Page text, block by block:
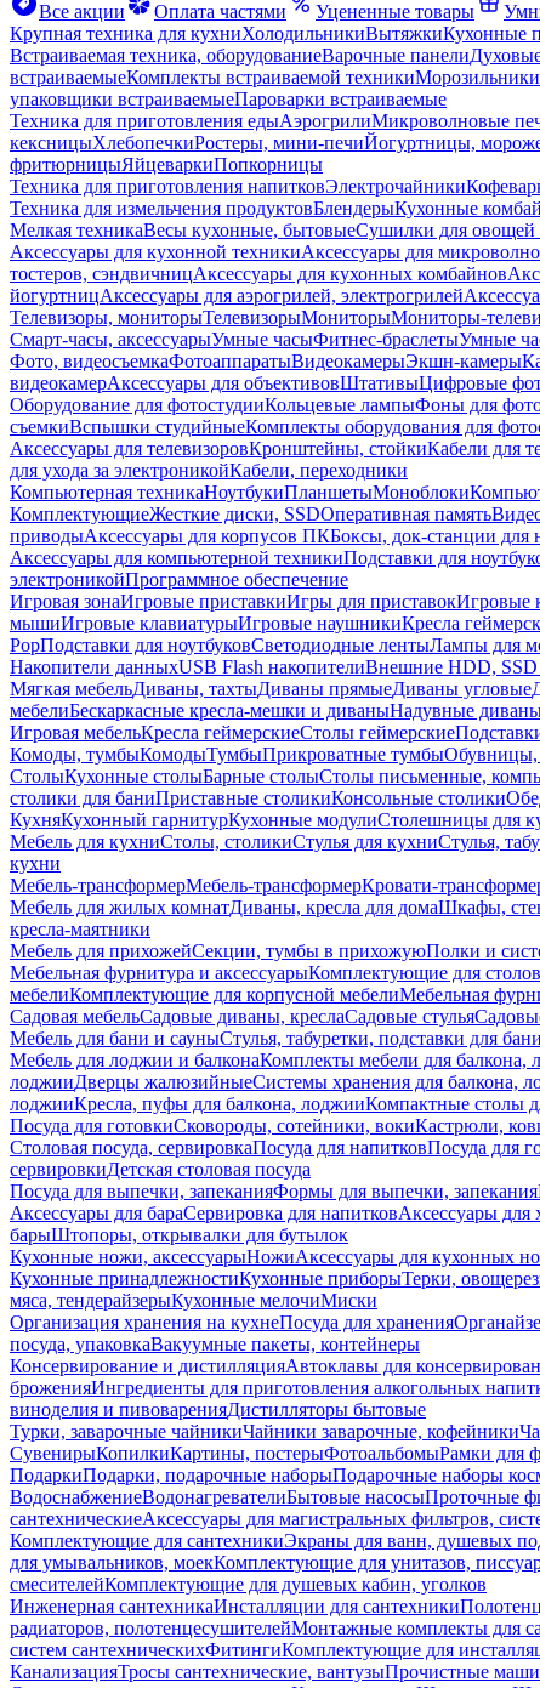
Все акции
Оплата частями Уцененные товары
Крупная техника для кухниХолодильникиВытяжкиКухонные
Встраиваемая техника, оборудованиеВарочные панели
встраиваемыеКомплекты встраиваемой техники
упаковщики встраиваемыеПароварки встраиваемые
Техника для приготовления едыАэрогрилиМикроволновые
кексницыХлебопечкиРостеры, мини-печиЙогуртницы,
фритюрницыЯйцеваркиПопкорницы
Техника для приготовления напитковЭлектрочайники
Техника для измельчения продуктовБлендерыКухонные
Мелкая техникаВесы кухонные, бытовыеСушилки для овощей
Аксессуары для кухонной техникиАксессуары для
тостеров, сэндвичницАксессуары для кухонных комбайнов
йогуртницАксессуары для аэрогрилей, электрогрилей
Телевизоры, мониторыТелевизорыМониторыМониторы-
Смарт-часы, аксессуарыУмные часыФитнес-браслетыУмные
Фото, видеосъемкаФотоаппаратыВидеокамерыЭкшн-камеры
видеокамерАксессуары для объективовШтативыЦифровые
Оборудование для фотостудииКольцевые лампыФоны для
съемкиВспышки студийныеКомплекты оборудования для
Аксессуары для телевизоровКронштейны, стойкиКабели для
для ухода за электроникойКабели, переходники
Компьютерная техникаНоутбукиПланшетыМоноблоки
КомплектующиеЖесткие диски, SSDОперативная память
приводыАксессуары для корпусов ПКБоксы, док-станции для
Аксессуары для компьютерной техникиПодставки для
электроникойПрограммное обеспечение
Игровая зонаИгровые приставкиИгры для приставокИгровые
мышиИгровые клавиатурыИгровые наушникиКресла
PopПодставки для ноутбуковСветодиодные лентыЛампы для
Накопители данныхUSB Flash накопителиВнешние HDD, SSD
Мягкая мебельДиваны, тахтыДиваны прямыеДиваны угловые
мебелиБескаркасные кресла-мешки и диваныНадувные
Игровая мебельКресла геймерскиеСтолы геймерские
Комоды, тумбыКомодыТумбыПрикроватные тумбы
СтолыКухонные столыБарные столыСтолы письменные,
столики для баниПриставные столикиКонсольные столики
КухняКухонный гарнитурКухонные модулиСтолешницы для
Мебель для кухниСтолы, столикиСтулья для кухниСтулья,
кухни
Мебель-трансформерМебель-трансформерКровати-
Мебель для жилых комнатДиваны, кресла для домаШкафы,
кресла-маятники
Мебель для прихожейСекции, тумбы в прихожуюПолки и
Мебельная фурнитура и аксессуарыКомплектующие для столов
мебелиКомплектующие для корпусной мебелиМебельная
Садовая мебельСадовые диваны, креслаСадовые стулья
Мебель для бани и сауныСтулья, табуретки, подставки для бани
Мебель для лоджии и балконаКомплекты мебели для балкона,
лоджииДверцы жалюзийныеСистемы хранения для балкона,
лоджииКресла, пуфы для балкона, лоджииКомпактные столы
Посуда для готовкиСковороды, сотейники, вокиКастрюли,
Столовая посуда, сервировкаПосуда для напитковПосуда для
сервировкиДетская столовая посуда
Посуда для выпечки, запеканияФормы для выпечки, запекания
Аксессуары для бараСервировка для напитковАксессуары для
барыШтопоры, открывалки для бутылок
Кухонные ножи, аксессуарыНожиАксессуары для кухонных
Кухонные принадлежностиКухонные приборыТерки,
мяса, тендерайзерыКухонные мелочиМиски
Организация хранения на кухнеПосуда для хранения
посуда, упаковкаВакуумные пакеты, контейнеры
Консервирование и дистилляцияАвтоклавы для
броженияИнгредиенты для приготовления алкогольных
виноделия и пивоваренияДистилляторы бытовые
Турки, заварочные чайникиЧайники заварочные, кофейники
СувенирыКопилкиКартины, постерыФотоальбомыРамки для
ПодаркиПодарки, подарочные наборыПодарочные наборы
ВодоснабжениеВодонагревателиБытовые насосыПроточные
сантехническиеАксессуары для магистральных фильтров,
Комплектующие для сантехникиЭкраны для ванн, душевых
для умывальников, моекКомплектующие для унитазов,
смесителейКомплектующие для душевых кабин, уголков
Инженерная сантехникаИнсталляции для сантехники
радиаторов, полотенцесушителейМонтажные комплекты для
систем сантехническихФитингиКомплектующие для
КанализацияТросы сантехнические, вантузыПрочистные